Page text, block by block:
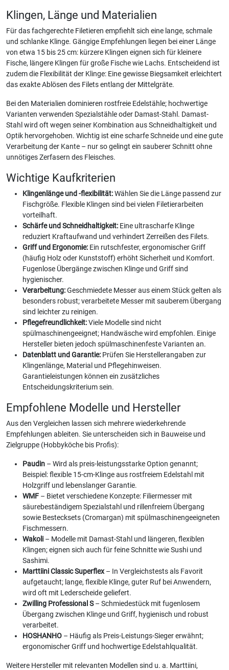
Klingen, Länge und Materialien
Für das fachgerechte Filetieren empfiehlt sich eine lange, schmale
und schlanke Klinge. Gängige Empfehlungen liegen bei einer Länge
von etwa 15 bis 25 cm: kürzere Klingen eignen sich für kleinere
Fische, längere Klingen für große Fische wie Lachs. Entscheidend ist
zudem die Flexibilität der Klinge: Eine gewisse Biegsamkeit erleichtert
das exakte Ablösen des Filets entlang der Mittelgräte.
Bei den Materialien dominieren rostfreie Edelstähle; hochwertige
Varianten verwenden Spezialstähle oder Damast-Stahl. Damast-
Stahl wird oft wegen seiner Kombination aus Schneidhaltigkeit und
Optik hervorgehoben. Wichtig ist eine scharfe Schneide und eine gute
Verarbeitung der Kante – nur so gelingt ein sauberer Schnitt ohne
unnötiges Zerfasern des Fleisches.
Wichtige Kaufkriterien
Klingenlänge und -flexibilität:Wählen Sie die Länge passend zur
Fischgröße. Flexible Klingen sind bei vielen Filetierarbeiten
vorteilhaft.
Schärfe und Schneidhaltigkeit: Eine ultrascharfe Klinge
reduziert Kraftaufwand und verhindert Zerreißen des Filets.
Griff und Ergonomie: Ein rutschfester, ergonomischer Griff
(häufig Holz oder Kunststoff) erhöht Sicherheit und Komfort.
Fugenlose Übergänge zwischen Klinge und Griff sind
hygienischer.
Verarbeitung:Geschmiedete Messer aus einem Stück gelten als
besonders robust; verarbeitete Messer mit sauberem Übergang
sind leichter zu reinigen.
Pflegefreundlichkeit:Viele Modelle sind nicht
spülmaschinengeeignet; Handwäsche wird empfohlen. Einige
Hersteller bieten jedoch spülmaschinenfeste Varianten an.
Datenblatt und Garantie: Prüfen Sie Herstellerangaben zur
Klingenlänge, Material und Pflegehinweisen.
Garantieleistungen können ein zusätzliches
Entscheidungskriterium sein.
Empfohlene Modelle und Hersteller
Aus den Vergleichen lassen sich mehrere wiederkehrende
Empfehlungen ableiten. Sie unterscheiden sich in Bauweise und
Zielgruppe (Hobbyköche bis Profis):
Paudin – Wird als preis-leistungsstarke Option genannt;
Beispiel: flexible 15-cm-Klinge aus rostfreiem Edelstahl mit
Holzgriff und lebenslanger Garantie.
WMF – Bietet verschiedene Konzepte: Filiermesser mit
säurebeständigem Spezialstahl und rillenfreiem Übergang
sowie Bestecksets (Cromargan) mit spülmaschinengeeigneten
Fischmessern.
Wakoli – Modelle mit Damast-Stahl und längeren, flexiblen
Klingen; eignen sich auch für feine Schnitte wie Sushi und
Sashimi.
Marttiini Classic Superflex– In Vergleichstests als Favorit
aufgetaucht; lange, flexible Klinge, guter Ruf bei Anwendern,
wird oft mit Lederscheide geliefert.
Zwilling Professional S– Schmiedestück mit fugenlosem
Übergang zwischen Klinge und Griff, hygienisch und robust
verarbeitet.
HOSHANHO – Häufig als Preis-Leistungs-Sieger erwähnt;
ergonomischer Griff und hochwertige Edelstahlqualität.
Weitere Hersteller mit relevanten Modellen sind u. a. Marttiini,